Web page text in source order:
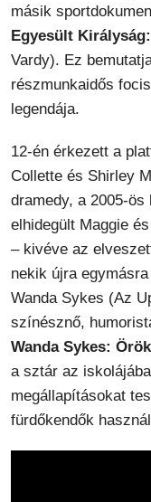
másik
Egyesült
Vardy). Ez
részmunkaidős
legendája.
12-én érkezett a
Collette és Shirley
dramedy, a 2005-ös
elhidegült Maggie
– kivéve az
nekik újra
Wanda Sykes (Az
színésznő,
Wanda Sykes:
a sztár az
megállapításokat
fürdőkendők